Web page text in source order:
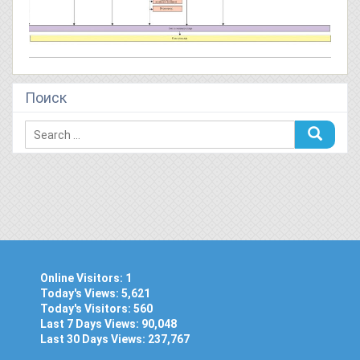
Поиск
Online Visitors: 1
Today's Views: 5,621
Today's Visitors: 560
Last 7 Days Views: 90,048
Last 30 Days Views: 237,767